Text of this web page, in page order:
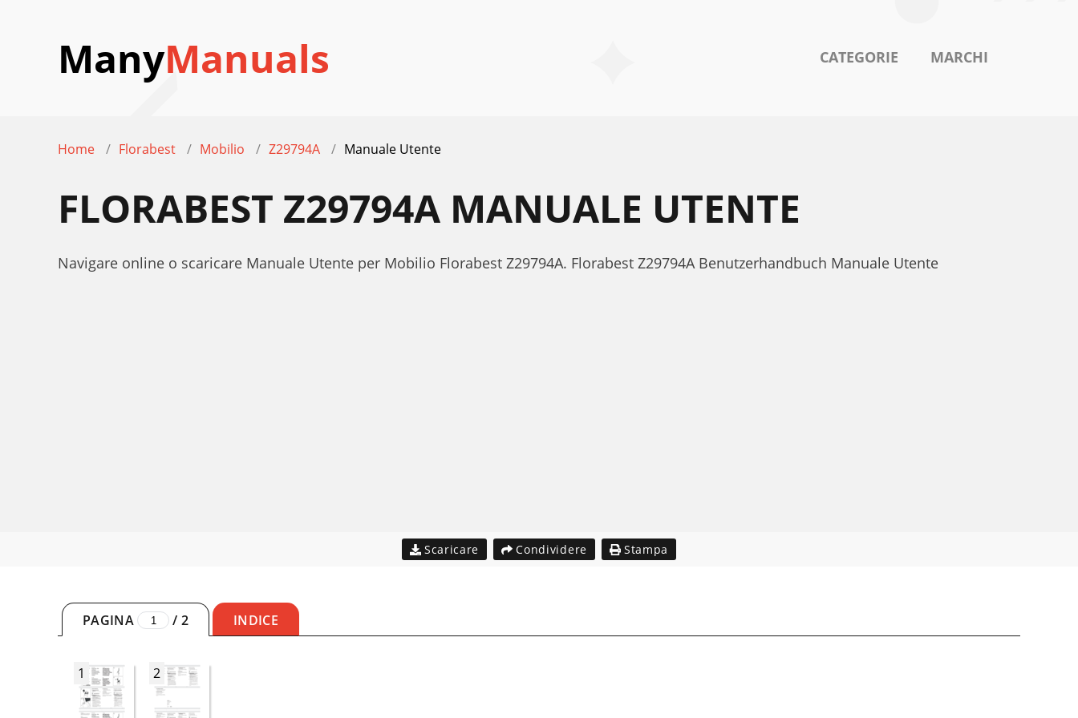
ManyManuals CATEGORIE MARCHI
Home Florabest Mobilio Z29794A Manuale Utente
FLORABEST Z29794A MANUALE UTENTE
Navigare online o scaricare Manuale Utente per Mobilio Florabest Z29794A. Florabest Z29794A Benutzerhandbuch Manuale Utente
Scaricare Condividere Stampa
PAGINA / 2 INDICE
1 2